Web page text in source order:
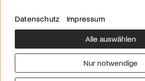
Über uns
Downloads
Werben
Datenschutz Impressum
Alle auswählen
Nur notwendige